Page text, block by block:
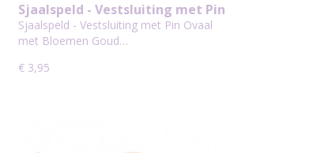
Sjaalspeld - Vestsluiting met Pin
Ovaal met Bloemen Goud 95mm
Sjaalspeld - Vestsluiting met Pin Ovaal
met Bloemen Goud…
€ 3,95